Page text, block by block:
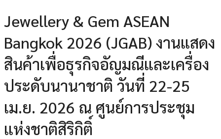
Jewellery & Gem ASEAN
Bangkok 2026 (JGAB) งานแสดง
สินค้าเพื่อธุรกิจอัญมณีและเครื่อง
ประดับนานาชาติ วันที่ 22-25
เม.ย. 2026 ณ ศูนย์การประชุม
แห่งชาติสิริกิติ์